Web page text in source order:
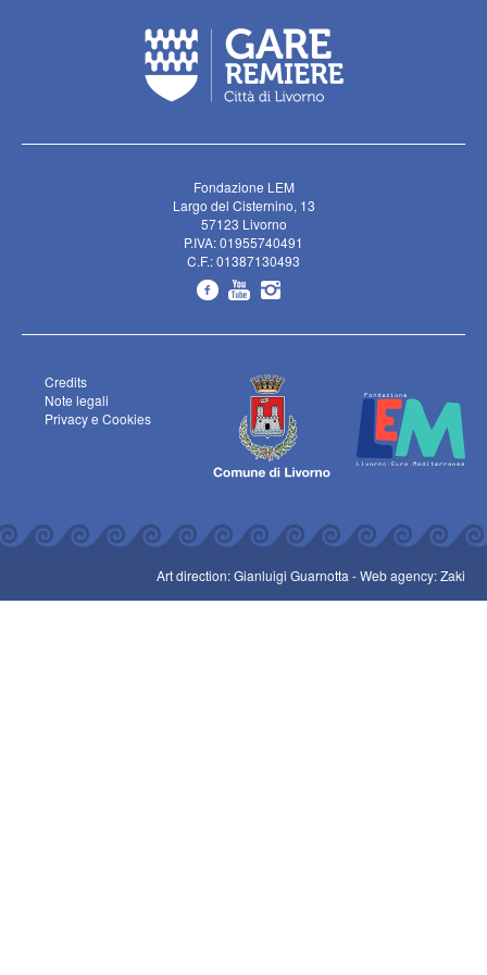
Fondazione LEM
Largo del Cisternino, 13
57123 Livorno
P.IVA: 01955740491
C.F.: 01387130493
Credits
Note legali
Privacy e Cookies
Art direction: Gianluigi Guarnotta -Web agency: Zaki